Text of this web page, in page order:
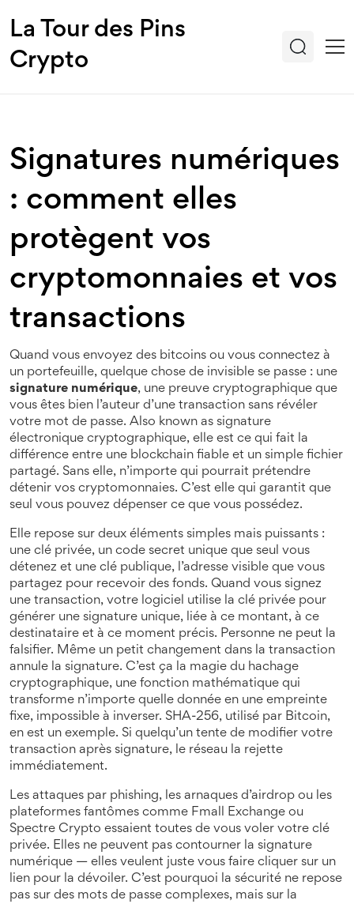
La Tour des Pins
Crypto
Signatures numériques
: comment elles
protègent vos
cryptomonnaies et vos
transactions
Quand vous envoyez des bitcoins ou vous connectez à
un portefeuille, quelque chose de invisible se passe : une
signature numérique, une preuve cryptographique que
vous êtes bien l’auteur d’une transaction sans révéler
votre mot de passe. Also known as signature
électronique cryptographique, elle est ce qui fait la
différence entre une blockchain fiable et un simple fichier
partagé. Sans elle, n’importe qui pourrait prétendre
détenir vos cryptomonnaies. C’est elle qui garantit que
seul vous pouvez dépenser ce que vous possédez.
Elle repose sur deux éléments simples mais puissants :
une clé privée, un code secret unique que seul vous
détenez et une clé publique, l’adresse visible que vous
partagez pour recevoir des fonds. Quand vous signez
une transaction, votre logiciel utilise la clé privée pour
générer une signature unique, liée à ce montant, à ce
destinataire et à ce moment précis. Personne ne peut la
falsifier. Même un petit changement dans la transaction
annule la signature. C’est ça la magie du hachage
cryptographique, une fonction mathématique qui
transforme n’importe quelle donnée en une empreinte
fixe, impossible à inverser. SHA-256, utilisé par Bitcoin,
en est un exemple. Si quelqu’un tente de modifier votre
transaction après signature, le réseau la rejette
immédiatement.
Les attaques par phishing, les arnaques d’airdrop ou les
plateformes fantômes comme Fmall Exchange ou
Spectre Crypto essaient toutes de vous voler votre clé
privée. Elles ne peuvent pas contourner la signature
numérique — elles veulent juste vous faire cliquer sur un
lien pour la dévoiler. C’est pourquoi la sécurité ne repose
pas sur des mots de passe complexes, mais sur la